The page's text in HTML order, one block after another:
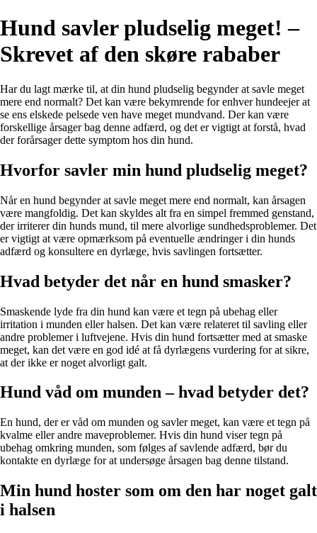
Hund savler pludselig meget! –
Skrevet af den skøre rababer
Har du lagt mærke til, at din hund pludselig begynder at savle meget
mere end normalt? Det kan være bekymrende for enhver hundeejer at
se ens elskede pelsede ven have meget mundvand. Der kan være
forskellige årsager bag denne adfærd, og det er vigtigt at forstå, hvad
der forårsager dette symptom hos din hund.
Hvorfor savler min hund pludselig meget?
Når en hund begynder at savle meget mere end normalt, kan årsagen
være mangfoldig. Det kan skyldes alt fra en simpel fremmed genstand,
der irriterer din hunds mund, til mere alvorlige sundhedsproblemer. Det
er vigtigt at være opmærksom på eventuelle ændringer i din hunds
adfærd og konsultere en dyrlæge, hvis savlingen fortsætter.
Hvad betyder det når en hund smasker?
Smaskende lyde fra din hund kan være et tegn på ubehag eller
irritation i munden eller halsen. Det kan være relateret til savling eller
andre problemer i luftvejene. Hvis din hund fortsætter med at smaske
meget, kan det være en god idé at få dyrlægens vurdering for at sikre,
at der ikke er noget alvorligt galt.
Hund våd om munden – hvad betyder det?
En hund, der er våd om munden og savler meget, kan være et tegn på
kvalme eller andre maveproblemer. Hvis din hund viser tegn på
ubehag omkring munden, som følges af savlende adfærd, bør du
kontakte en dyrlæge for at undersøge årsagen bag denne tilstand.
Min hund hoster som om den har noget galt
i halsen